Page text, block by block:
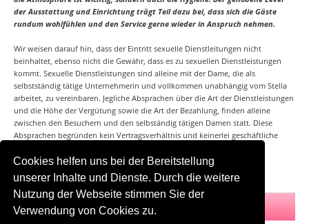
Cookies helfen uns bei der Bereitstellung
unserer Inhalte und Dienste. Durch die weitere
Nutzung der Webseite stimmen Sie der
Verwendung von Cookies zu.
der Ausstattung und Einrichtung trägt Teil dazu bei, dass sich die Gäste
rundum wohlfühlen und den Service gerne wieder in Anspruch nehmen.
Wir weisen darauf hin, dass der Eintritt sexuelle Dienstleitungen nicht
beinhaltet, ebenso nicht die Gewähr, dass es zu sexuellen Dienstleistungen
kommt. Sexuelle Dienstleistungen sind alleine mit der Dame, die als
selbstständig tätige Unternehmerin und vollkommen unabhängig vom Stella
arbeitet, zu vereinbaren. Jegliche Absprachen über die Art der Dienstleistungen
und die Höhe der Vergütung sowie die Art der Bezahlung, finden alleine
zwischen den Besuchern und den selbständig tätigen Damen statt. Diese
Absprachen begründen kein Vertragsverhältnis und keinerlei geschäftliche
zurück zur Startseite